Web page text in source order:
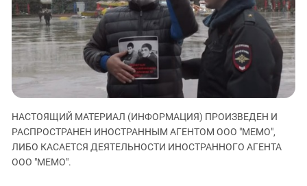
ЗАСТАВЛЯЕТ
КАВКАЗ ЗА ПАЛЕСТИНУ
ИНАКОМЫСЛИЕ В ЧЕЧНЕ
ПРЕСЛЕДОВАНИЕ АКТИВИСТОВ
МОБИЛИЗАЦИЯ И ПРОТЕСТЫ
Дагестан
Ингушетия
Кабардино-Балкария
Калмыкия
Карачаево-Черкесия
Краснодарский край
Российская Федерация
НАСТОЯЩИЙ МАТЕРИАЛ (ИНФОРМАЦИЯ) ПРОИЗВЕДЕН И
РАСПРОСТРАНЕН ИНОСТРАННЫМ АГЕНТОМ ООО "МЕМО",
ЛИБО КАСАЕТСЯ ДЕЯТЕЛЬНОСТИ ИНОСТРАННОГО АГЕНТА
ООО "МЕМО".